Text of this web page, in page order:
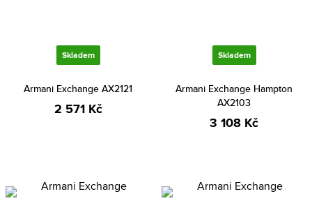
Skladem
Armani Exchange AX2121
2 571 Kč
Skladem
Armani Exchange Hampton
AX2103
3 108 Kč